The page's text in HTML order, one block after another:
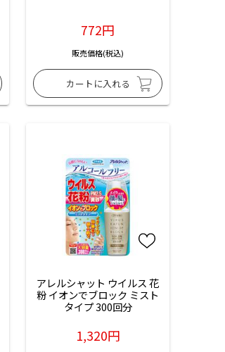
772円
販売価格(税込)
アレルシャット ウイルス 花
粉 イオンでブロック ミスト
タイプ 300回分
1,320円